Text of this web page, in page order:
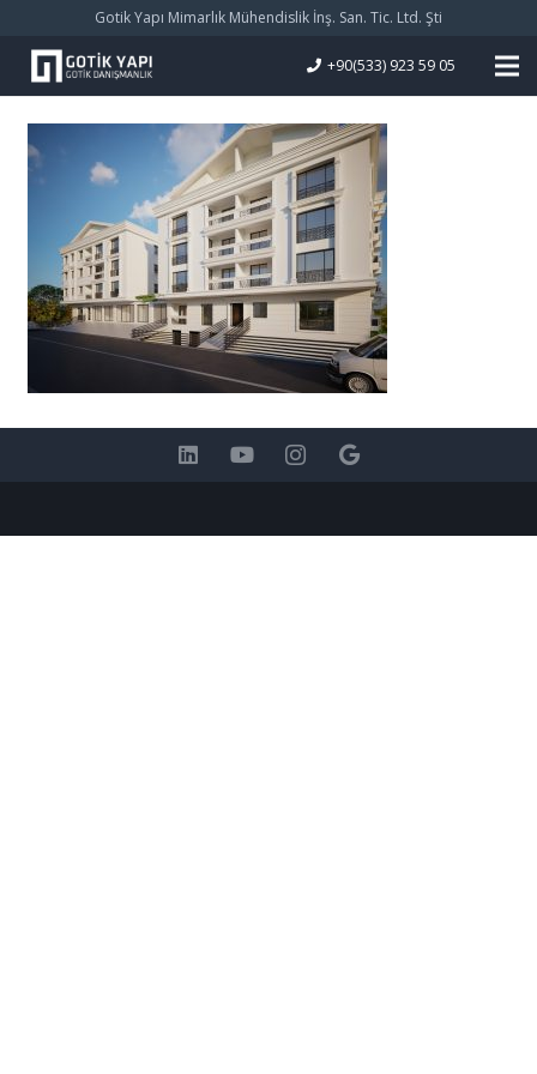
Gotik Yapı Mimarlık Mühendislik İnş. San. Tic. Ltd. Şti
+90(533) 923 59 05